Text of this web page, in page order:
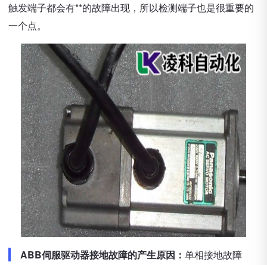
触发端子都会有**的故障出现，所以检测端子也是很重要的
一个点。
ABB伺服驱动器接地故障的产生原因： 单相接地故障